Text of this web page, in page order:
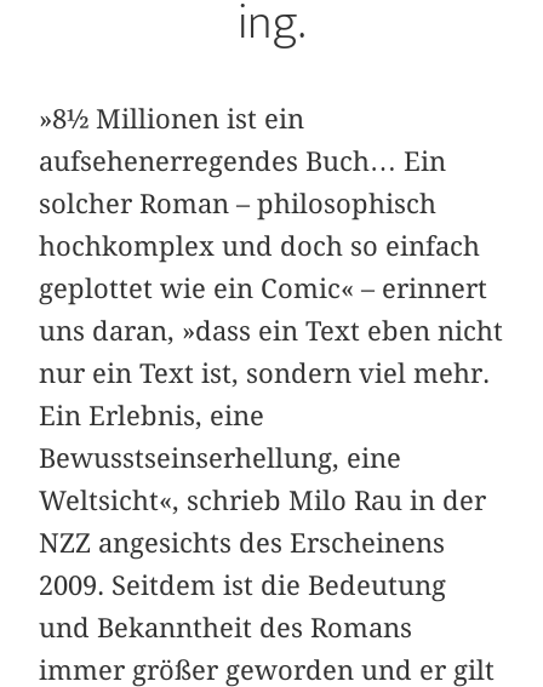
ing.
»8½ Millionen ist ein
aufsehenerregendes Buch… Ein
solcher Roman – philosophisch
hochkomplex und doch so einfach
geplottet wie ein Comic« – erinnert
uns daran, »dass ein Text eben nicht
nur ein Text ist, sondern viel mehr.
Ein Erlebnis, eine
Bewusstseinserhellung, eine
Weltsicht«, schrieb Milo Rau in der
NZZ angesichts des Erscheinens
2009. Seitdem ist die Bedeutung
und Bekanntheit des Romans
immer größer geworden und er gilt